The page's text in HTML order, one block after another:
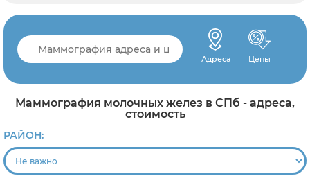
Адреса Цены
Маммография молочных желез в СПб - адреса,
стоимость
РАЙОН: